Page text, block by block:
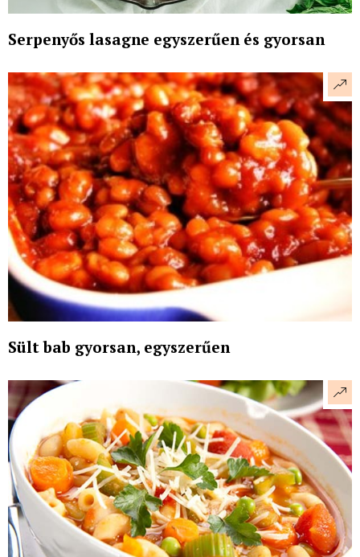
Serpenyős lasagne egyszerűen és gyorsan
Sült bab gyorsan, egyszerűen